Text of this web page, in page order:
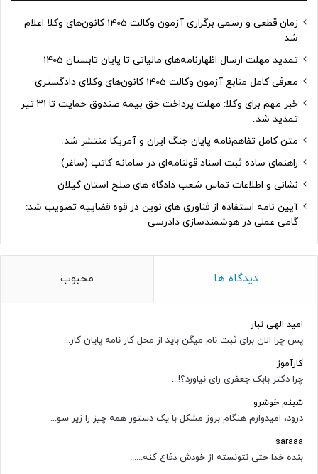
زمان قطعی و رسمی برگزاری آزمون وکالت 1405 کانون‌های وکلا اعلام
شد
تمدید مهلت ارسال اظهارنامه‌های مالیاتی تا پایان تابستان 1405
معرفی کامل منابع آزمون وکالت 1405 کانون‌های وکلای دادگستری
خبر مهم برای وکلا: مهلت پرداخت حق بیمه صندوق حمایت تا ۳۱ تیر
تمدید شد.
متن کامل تفاهم‌نامه پایان جنگ ایران و آمریکا منتشر شد.
راهنمای ساده ثبت اسناد قولنامه‌ای در سامانه کاتب (ساغر)
نشانی و اطلاعات تماس شعب دادگاه های صلح استان گیلان
آیین نامه استفاده از فناوری های نوین در قوه قضاییه تصویب شد:
گامی عملی در هوشمندسازی دادرسی
دیدگاه ها محبوب
امید الهی تبار
پس چرا الان برای ثبت نام میگن باید از محل کار نامه پایان کار...
کارآموز
چرا دکتر بابک جعفری رای نیاورد؟!...
شبنم خوشرو
درود، امیدوارم هنگام بروز مشکل با یک دستور همه چیز را زیر سو...
saraaa
بنده خدا حتی نتونسته از خودش دفاع کنه......